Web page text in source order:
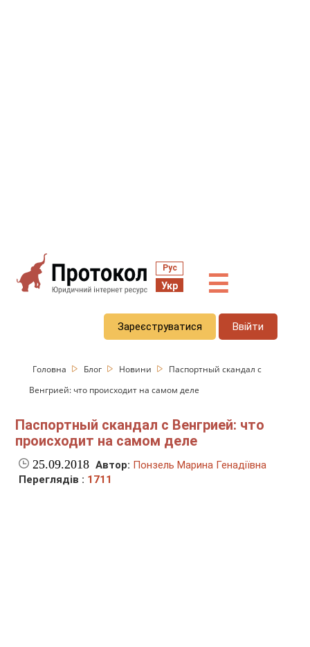
Рус
Укр ☰
Зареєструватися Ввійти
Головна Блог Новини
Паспортный скандал с
Венгрией: что происходит на самом деле
Паспортный скандал с Венгрией: что
происходит на самом деле
25.09.2018 Автор: Понзель Марина Генадіївна
Переглядів : 1711